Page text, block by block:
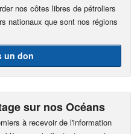
nos côtes libres de pétroliers
nationaux que sont nos régions
un don
sur nos Océans
à recevoir de l'information